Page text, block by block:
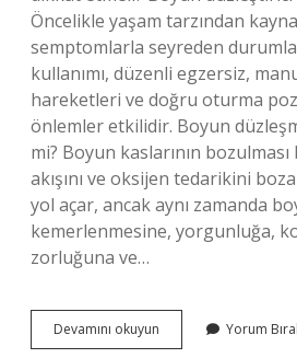
Öncelikle yaşam tarzından
semptomlarla seyreden
kullanımı, düzenli egzersiz,
hareketleri ve doğru oturma
önlemler etkilidir. Boyun
mi? Boyun kaslarının
akışını ve oksijen tedarikini
yol açar, ancak aynı zamanda
kemerlenmesine, yorgunluğa,
zorluğuna ve…
Devamını okuyun
Düzleşmesine
Yorum